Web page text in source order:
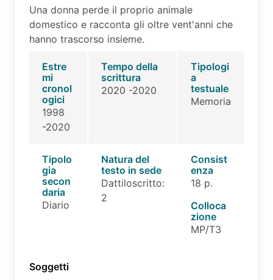
Una donna perde il proprio animale
domestico e racconta gli oltre vent'anni che
hanno trascorso insieme.
Estre
mi
cronol
ogici
1998
-2020
Tempo della
scrittura
2020 -2020
Tipologi
a
testuale
Memoria
Tipolo
gia
secon
daria
Diario
Natura del
testo in sede
Dattiloscritto:
2
Consist
enza
18 p.
Colloca
zione
MP/T3
Soggetti